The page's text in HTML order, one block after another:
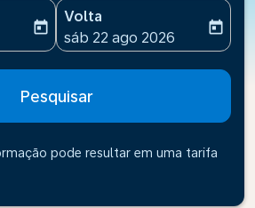
date-aria-label
today
Volta
fc-booking-return-date-
sáb 22 ago 2026
today
Pesquisar
pode resultar em uma tarifa